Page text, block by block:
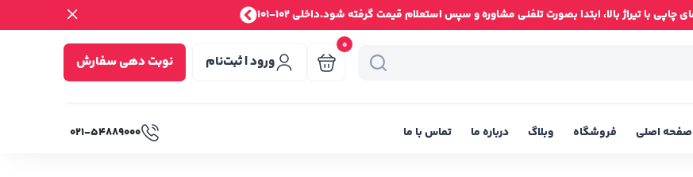
با تیراژ بالا، ابتدا بصورت تلفنی مشاوره و سپس استعلام قیمت گرفته شود.داخلی 102-101
0
ورود | ثبت‌نام نوبت دهی سفارش
صفحه اصلی فروشگاه وبلاگ درباره ما تماس با ما ۰۲۱-۵۴۸۸۹۰۰۰